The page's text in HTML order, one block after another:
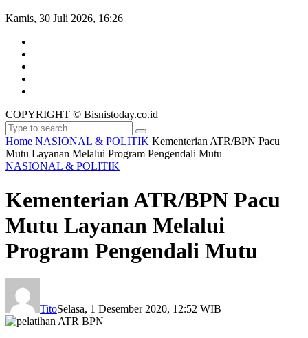
Kamis, 30 Juli 2026, 16:26
COPYRIGHT © Bisnistoday.co.id
Home NASIONAL & POLITIK Kementerian ATR/BPN Pacu
Mutu Layanan Melalui Program Pengendali Mutu
NASIONAL & POLITIK
Kementerian ATR/BPN Pacu
Mutu Layanan Melalui
Program Pengendali Mutu
TitoSelasa, 1 Desember 2020, 12:52 WIB